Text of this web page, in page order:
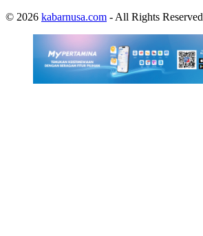
© 2026 kabarnusa.com - All Rights Reserved